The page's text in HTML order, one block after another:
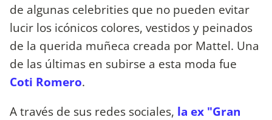
de algunas celebrities que no pueden evitar
lucir los icónicos colores, vestidos y peinados
de la querida muñeca creada por Mattel. Una
de las últimas en subirse a esta moda fue
Coti Romero.
A través de sus redes sociales, la ex "Gran